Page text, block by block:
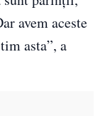
avem aceste
asta”, a